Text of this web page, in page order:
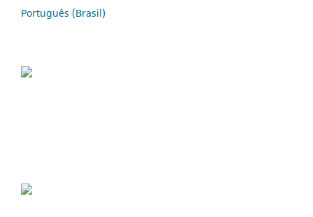
Português (Brasil)